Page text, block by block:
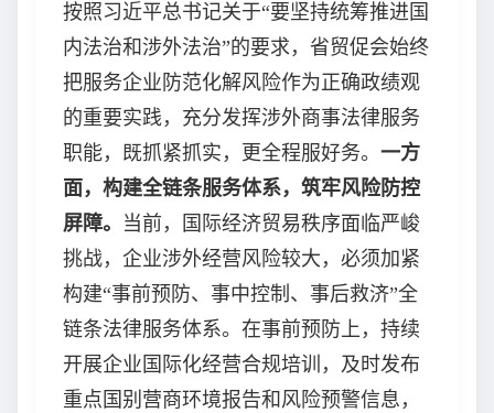
按照习近平总书记关于“要坚持统筹推进国
内法治和涉外法治”的要求，省贸促会始终
把服务企业防范化解风险作为正确政绩观
的重要实践，充分发挥涉外商事法律服务
职能，既抓紧抓实，更全程服好务。 一方
面，构建全链条服务体系，筑牢风险防控
屏障。 当前，国际经济贸易秩序面临严峻
挑战，企业涉外经营风险较大，必须加紧
构建“事前预防、事中控制、事后救济”全
链条法律服务体系。在事前预防上，持续
开展企业国际化经营合规培训，及时发布
重点国别营商环境报告和风险预警信息，